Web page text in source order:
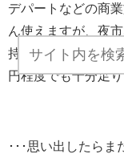
デパートなどの商
ん使えますが、夜
持っておいた方が
円程度でも十分足
･･･思い出したらま